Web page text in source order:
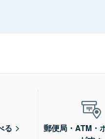
る
郵便局・ATM・